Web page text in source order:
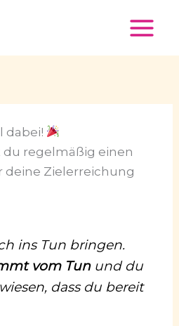
dabei!
regelmäßig einen
deine Zielerreichung
ins Tun bringen.
vom Tunund du
dass du bereit